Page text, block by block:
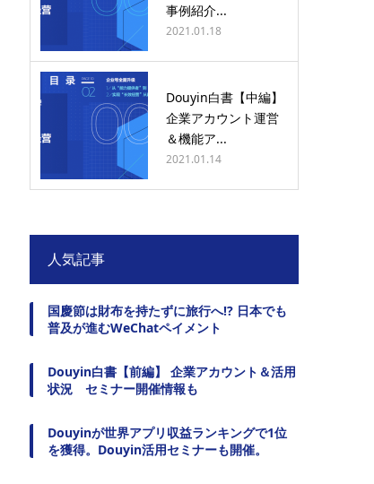
事例紹介...
2021.01.18
Douyin白書【中編】
企業アカウント運営
＆機能ア...
2021.01.14
人気記事
国慶節は財布を持たずに旅行へ!? 日本でも
普及が進むWeChatペイメント
Douyin白書【前編】 企業アカウント＆活用
状況 セミナー開催情報も
Douyinが世界アプリ収益ランキングで1位
を獲得。Douyin活用セミナーも開催。